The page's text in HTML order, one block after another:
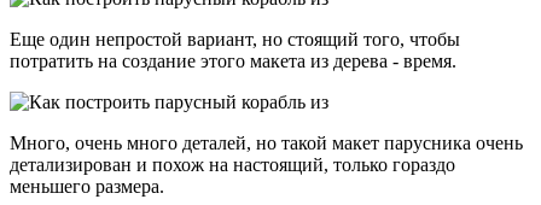
Еще один непростой вариант, но стоящий того, чтобы
потратить на создание этого макета из дерева - время.
Много, очень много деталей, но такой макет парусника очень
детализирован и похож на настоящий, только гораздо
меньшего размера.